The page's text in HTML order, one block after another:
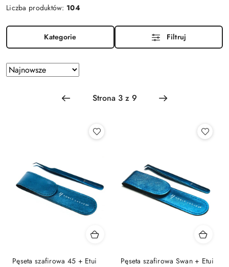
Liczba produktów: 104
Kategorie Filtruj
Zastosowano
sortowanie:
Sortuj
według
Pęseta szafirowa 45 + Etui Pęseta szafirowa Swan + Etui